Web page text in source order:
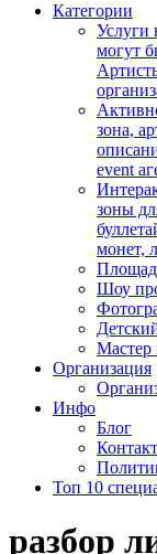
Категории
Услуги
могут
зона,
event
зоны
монет,
Шоу
Мастер
Организация
Инфо
Блог
Топ 10
разбор